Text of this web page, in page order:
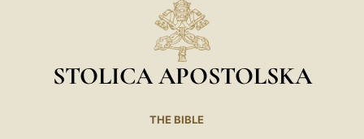
STOLICA APOSTOLSKA
THE BIBLE